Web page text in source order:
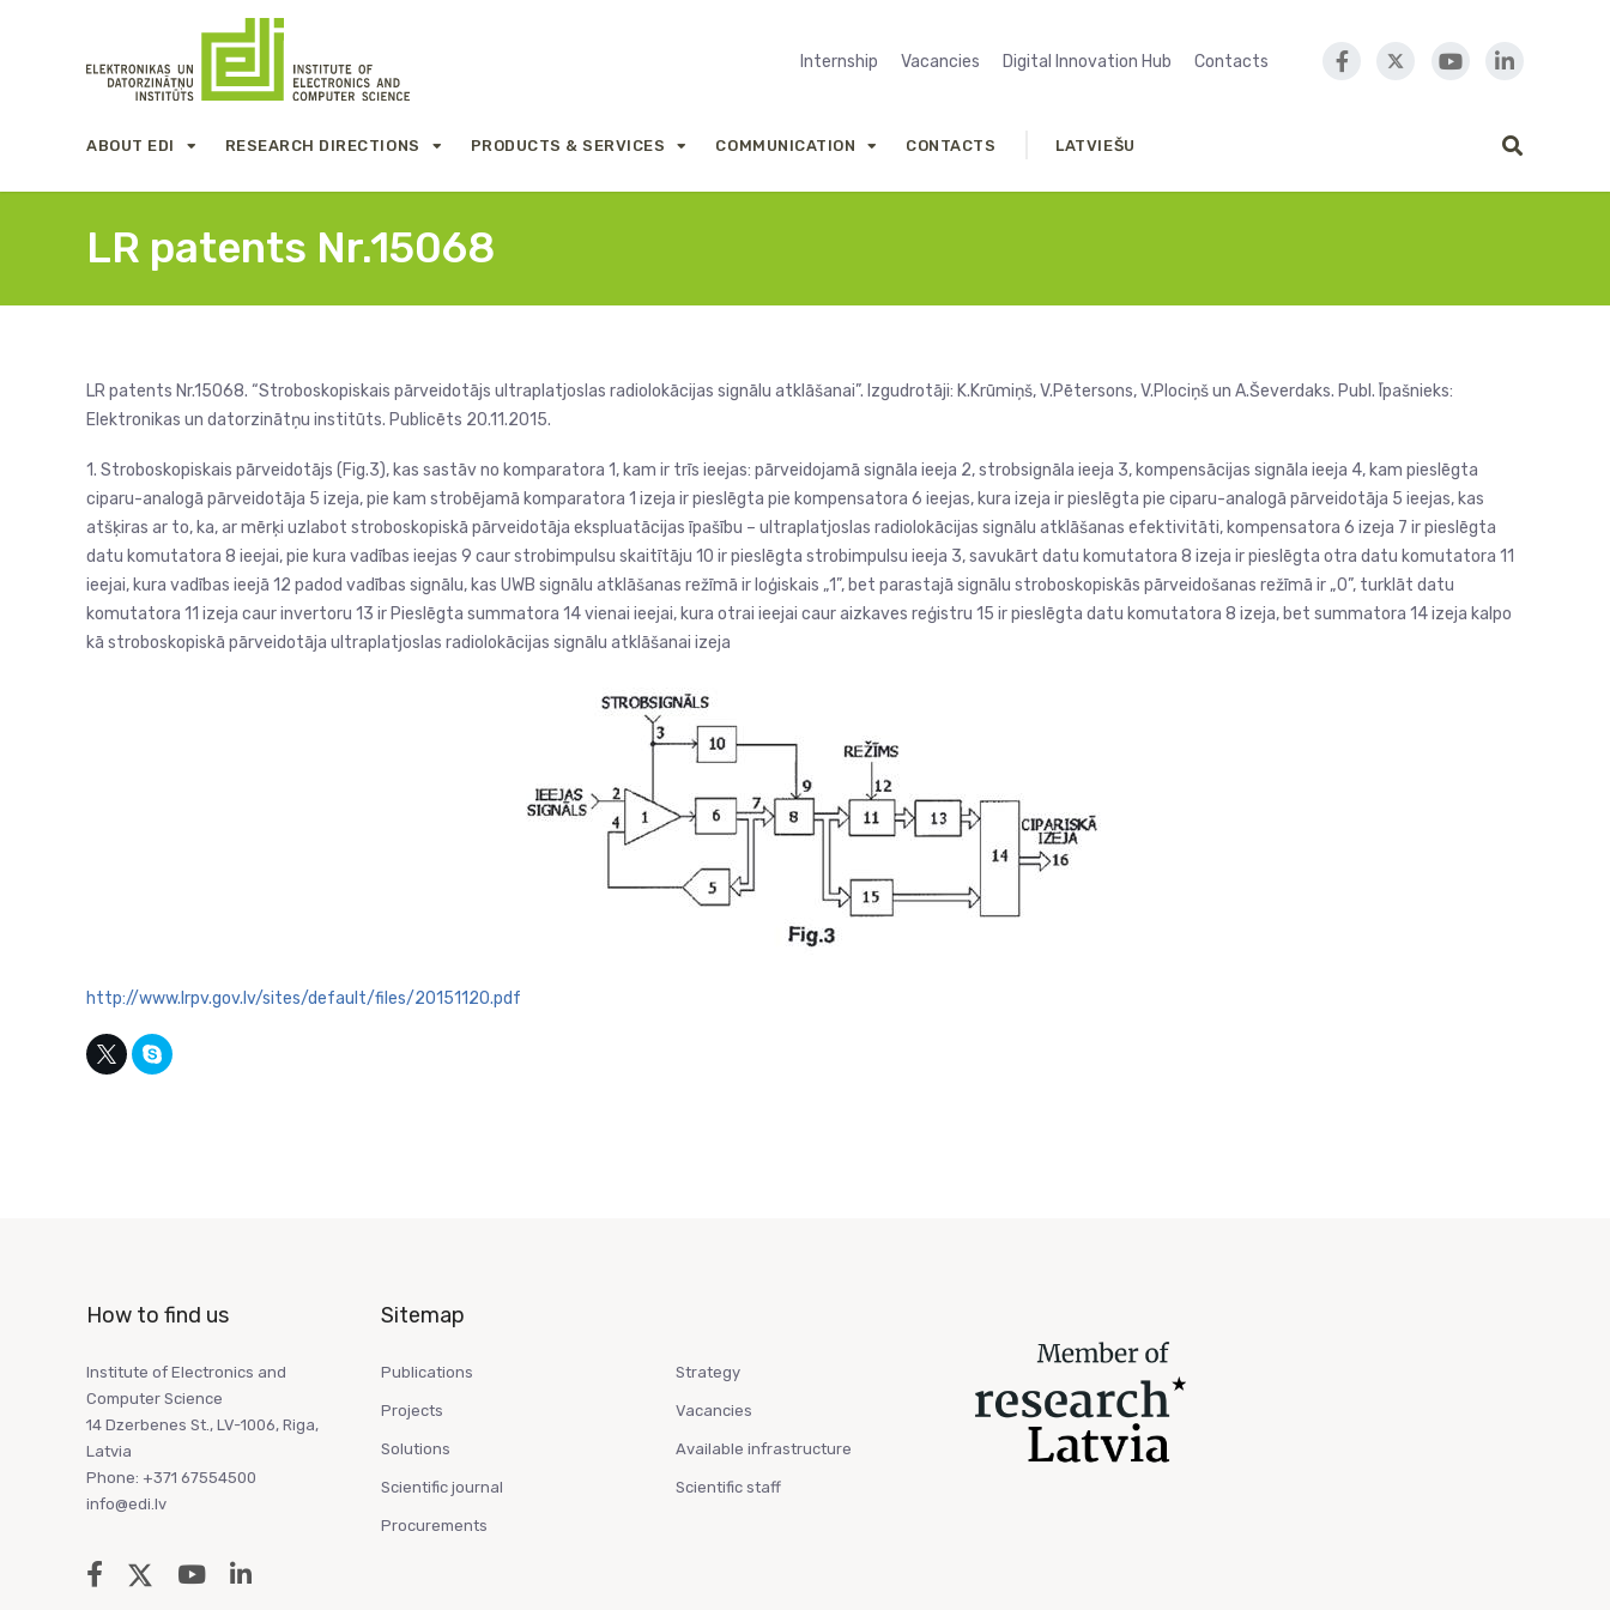
Internship Vacancies Digital Innovation Hub Contacts
ABOUT EDI RESEARCH DIRECTIONS PRODUCTS & SERVICES COMMUNICATION CONTACTS LATVIEŠU
LR patents Nr.15068
LR patents Nr.15068. “Stroboskopiskais pārveidotājs ultraplatjoslas radiolokācijas signālu atklāšanai”. Izgudrotāji: K.Krūmiņš, V.Pētersons, V.Plociņš un A.Ševerdaks. Publ. Īpašnieks:
Elektronikas un datorzinātņu institūts. Publicēts 20.11.2015.
1. Stroboskopiskais pārveidotājs (Fig.3), kas sastāv no komparatora 1, kam ir trīs ieejas: pārveidojamā signāla ieeja 2, strobsignāla ieeja 3, kompensācijas signāla ieeja 4, kam pieslēgta
ciparu-analogā pārveidotāja 5 izeja, pie kam strobējamā komparatora 1 izeja ir pieslēgta pie kompensatora 6 ieejas, kura izeja ir pieslēgta pie ciparu-analogā pārveidotāja 5 ieejas, kas
atšķiras ar to, ka, ar mērķi uzlabot stroboskopiskā pārveidotāja ekspluatācijas īpašību – ultraplatjoslas radiolokācijas signālu atklāšanas efektivitāti, kompensatora 6 izeja 7 ir pieslēgta
datu komutatora 8 ieejai, pie kura vadības ieejas 9 caur strobimpulsu skaitītāju 10 ir pieslēgta strobimpulsu ieeja 3, savukārt datu komutatora 8 izeja ir pieslēgta otra datu komutatora 11
ieejai, kura vadības ieejā 12 padod vadības signālu, kas UWB signālu atklāšanas režīmā ir loģiskais „1”, bet parastajā signālu stroboskopiskās pārveidošanas režīmā ir „0”, turklāt datu
komutatora 11 izeja caur invertoru 13 ir Pieslēgta summatora 14 vienai ieejai, kura otrai ieejai caur aizkaves reģistru 15 ir pieslēgta datu komutatora 8 izeja, bet summatora 14 izeja kalpo
kā stroboskopiskā pārveidotāja ultraplatjoslas radiolokācijas signālu atklāšanai izeja
http://www.lrpv.gov.lv/sites/default/files/20151120.pdf
How to find us
Institute of Electronics and
Computer Science
14 Dzerbenes St., LV-1006, Riga,
Latvia
Phone: +371 67554500
info@edi.lv
Sitemap
Publications
Projects
Solutions
Scientific journal
Procurements
Strategy
Vacancies
Available infrastructure
Scientific staff